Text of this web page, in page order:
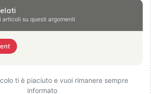
articoli su questi argomenti
ti è piaciuto e vuoi rimanere sempre
informato